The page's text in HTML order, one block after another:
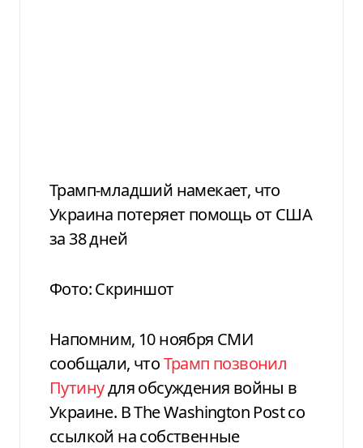
Трамп-младший намекает, что
Украина потеряет помощь от США
за 38 дней
Фото: Скриншот
Напомним, 10 ноября СМИ
сообщали, чтоТрамп позвонил
Путинудля обсуждения войны в
Украине. В The Washington Post со
ссылкой на собственные